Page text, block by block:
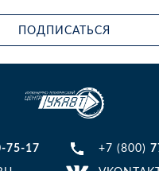
ПОДПИСАТЬСЯ
75-17 +7 (800)